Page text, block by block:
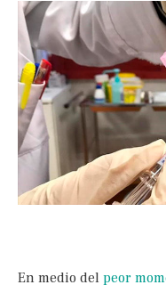
En medio del peor